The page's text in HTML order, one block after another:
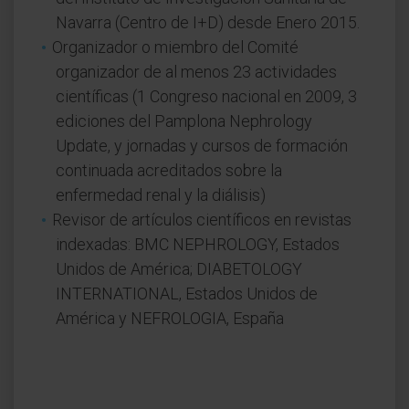
Navarra (Centro de I+D) desde Enero 2015.
Organizador o miembro del Comité
organizador de al menos 23 actividades
científicas (1 Congreso nacional en 2009, 3
ediciones del Pamplona Nephrology
Update, y jornadas y cursos de formación
continuada acreditados sobre la
enfermedad renal y la diálisis)
Revisor de artículos científicos en revistas
indexadas: BMC NEPHROLOGY, Estados
Unidos de América; DIABETOLOGY
INTERNATIONAL, Estados Unidos de
América y NEFROLOGIA, España